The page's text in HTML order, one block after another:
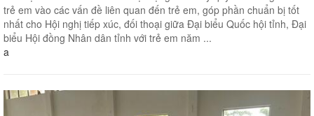
trẻ em vào các vấn đề liên quan đến trẻ em, góp phần chuẩn bị tốt
nhất cho Hội nghị tiếp xúc, đối thoại giữa Đại biểu Quốc hội tỉnh, Đại
biểu Hội đồng Nhân dân tỉnh với trẻ em năm ...
a